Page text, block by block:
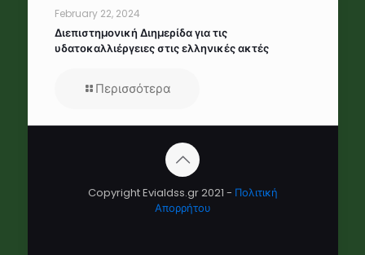
February 22, 2024
Διεπιστημονική Διημερίδα για τις
υδατοκαλλιέργειες στις ελληνικές ακτές
Περισσότερα
Copyright Evialdss.gr 2021 - Πολιτική
Απορρήτου